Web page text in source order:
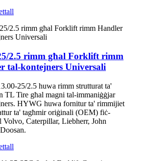
2.5 rimm għal Forklift rimm
tal-kontejners Universali
25/2.5 huwa rimm strutturat ta'
TL Tire għal magni tal-immaniġġjar
HYWG huwa fornitur ta' rimmijiet
ta' tagħmir oriġinali (OEM) fiċ-
Volvo, Caterpillar, Liebherr, John